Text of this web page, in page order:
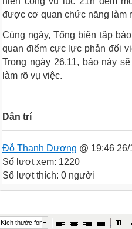
được cơ quan chức năng làm
Cùng ngày,Tổng biên tập
quan điểm cực lực phản đối
Trong ngày 26.11, báo này
làm rõ vụ việc.
Dân trí
Đỗ Thanh Dương @ 19:46
Số lượt xem: 1220
Số lượt thích: 0 người
Kích thước font